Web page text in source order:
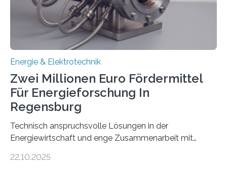
eingespeist werden. Nach dem Erneuerbare-Energien-
Gesetz (EEG) sind Netzbetreiber…
Energie & Elektrotechnik
Zwei Millionen Euro Fördermittel
Für Energieforschung In
Regensburg
Technisch anspruchsvolle Lösungen in der
Energiewirtschaft und enge Zusammenarbeit mit
neuen EU-geförderten Transfer-Projekte zu
22.10.2025